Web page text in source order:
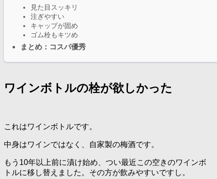
見た目スッキリ
注ぎやすい
キャップが固め
ゴム栓もキツめ
まとめ：コスパ優秀
ワインボトルの栓が欲しかった
これはワインボトルです。
中身はワインではなく、自家製の梅酒です。
もう10年以上前に漬け始め、つい最近この空きのワインボ
トルに移し替えました。その方が飲みやすいですし。